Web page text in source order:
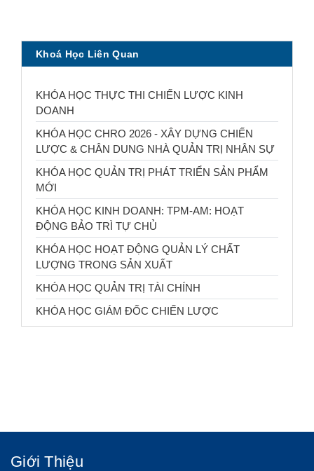
Khoá Học Liên Quan
KHÓA HỌC THỰC THI CHIẾN LƯỢC KINH
DOANH
KHÓA HỌC CHRO 2026 - XÂY DỰNG CHIẾN
LƯỢC & CHÂN DUNG NHÀ QUẢN TRỊ NHÂN SỰ
KHÓA HỌC QUẢN TRỊ PHÁT TRIỂN SẢN PHẨM
MỚI
KHÓA HỌC KINH DOANH: TPM-AM: HOẠT
ĐỘNG BẢO TRÌ TỰ CHỦ
KHÓA HỌC HOẠT ĐỘNG QUẢN LÝ CHẤT
LƯỢNG TRONG SẢN XUẤT
KHÓA HỌC QUẢN TRỊ TÀI CHÍNH
KHÓA HỌC GIÁM ĐỐC CHIẾN LƯỢC
Giới Thiệu